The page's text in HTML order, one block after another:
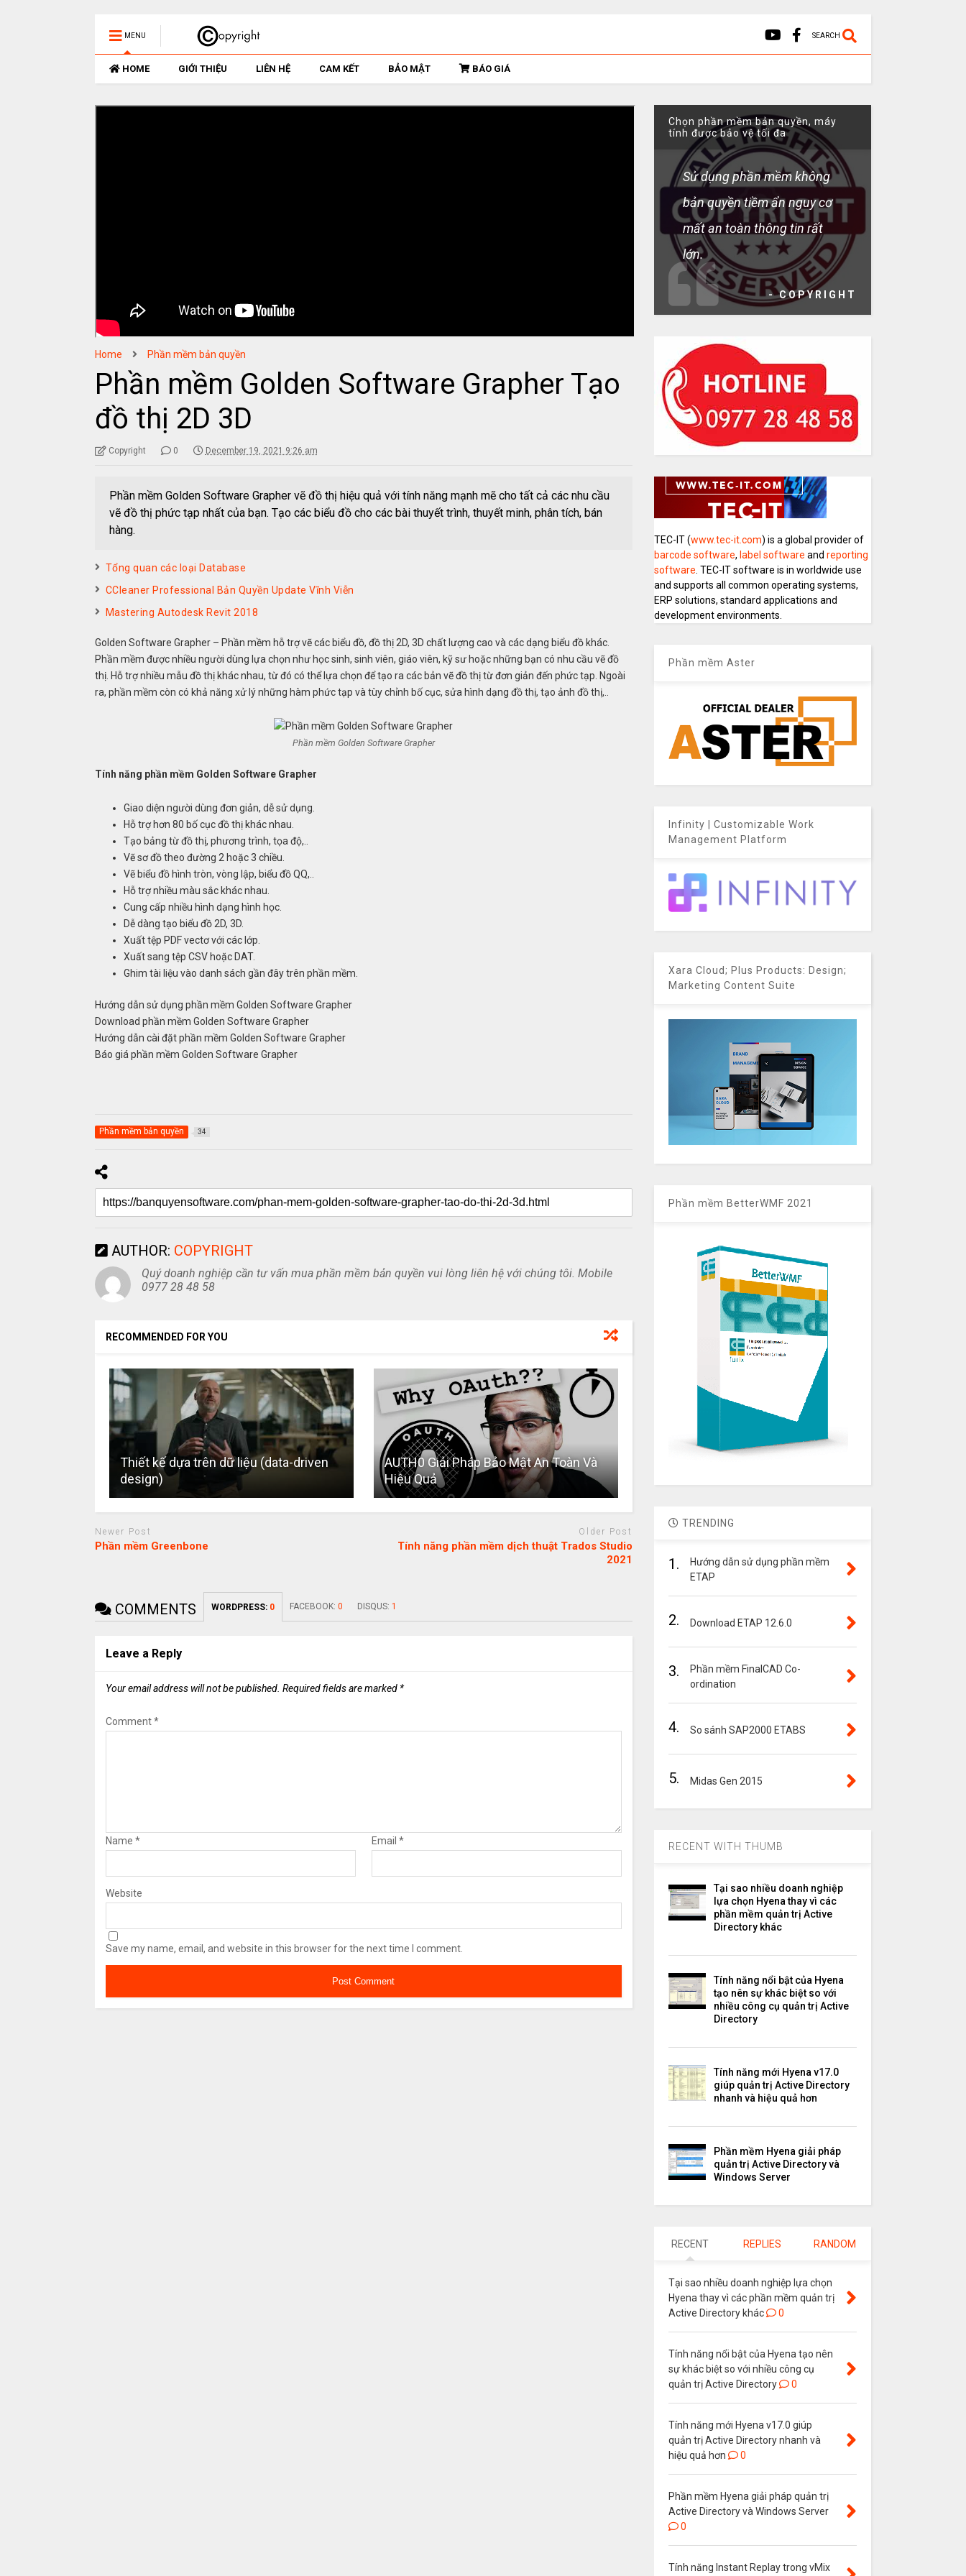
MENU SEARCH
HOME GIỚI THIỆU LIÊN HỆ CAM KẾT BẢO MẬT BÁO GIÁ
Home Phần mềm bản quyền
Phần mềm Golden Software Grapher Tạo
đồ thị 2D 3D
Copyright 0 December 19, 2021 9:26 am
Phần mềm Golden Software Grapher vẽ đồ thị hiệu quả với tính năng mạnh mẽ cho tất cả các nhu cầu
vẽ đồ thị phức tạp nhất của bạn. Tạo các biểu đồ cho các bài thuyết trình, thuyết minh, phân tích, bán
hàng.
Tổng quan các loại Database
CCleaner Professional Bản Quyền Update Vĩnh Viễn
Mastering Autodesk Revit 2018
Golden Software Grapher – Phần mềm hỗ trợ vẽ các biểu đồ, đồ thị 2D, 3D chất lượng cao và các dạng biểu đồ khác.
Phần mềm được nhiều người dùng lựa chọn như học sinh, sinh viên, giáo viên, kỹ sư hoặc những bạn có nhu cầu vẽ đồ
thị. Hỗ trợ nhiều mẫu đồ thị khác nhau, từ đó có thể lựa chọn để tạo ra các bản vẽ đồ thị từ đơn giản đến phức tạp. Ngoài
ra, phần mềm còn có khả năng xử lý những hàm phức tạp và tùy chỉnh bố cục, sửa hình dạng đồ thị, tạo ảnh đồ thị,..
Phần mềm Golden Software Grapher
Tính năng phần mềm Golden Software Grapher
Giao diện người dùng đơn giản, dễ sử dụng.
Hỗ trợ hơn 80 bố cục đồ thị khác nhau.
Tạo bảng từ đồ thị, phương trình, tọa độ,..
Vẽ sơ đồ theo đường 2 hoặc 3 chiều.
Vẽ biểu đồ hình tròn, vòng lập, biểu đồ QQ,..
Hỗ trợ nhiều màu sắc khác nhau.
Cung cấp nhiều hình dạng hình học.
Dễ dàng tạo biểu đồ 2D, 3D.
Xuất tệp PDF vectơ với các lớp.
Xuất sang tệp CSV hoặc DAT.
Ghim tài liệu vào danh sách gần đây trên phần mềm.
Hướng dẫn sử dụng phần mềm Golden Software Grapher
Download phần mềm Golden Software Grapher
Hướng dẫn cài đặt phần mềm Golden Software Grapher
Báo giá phần mềm Golden Software Grapher
Phần mềm bản quyền 34
AUTHOR: COPYRIGHT
Quý doanh nghiệp cần tư vấn mua phần mềm bản quyền vui lòng liên hệ với chúng tôi. Mobile
0977 28 48 58
RECOMMENDED FOR YOU
Thiết kế dựa trên dữ liệu (data-driven
design)
AUTH0 Giải Pháp Bảo Mật An Toàn Và
Hiệu Quả
Newer Post
Phần mềm Greenbone
Older Post
Tính năng phần mềm dịch thuật Trados Studio
2021
COMMENTS WORDPRESS: 0 FACEBOOK: 0 DISQUS: 1
Leave a Reply
Your email address will not be published. Required fields are marked *
Comment*
Name * Email *
Website
Save my name, email, and website in this browser for the next time I comment.
Chọn phần mềm bản quyền, máy
tính được bảo vệ tối đa
Sử dụng phần mềm không
bản quyền tiềm ẩn nguy cơ
mất an toàn thông tin rất
lớn.
- COPYRIGHT
TEC-IT (www.tec-it.com) is a global provider of
barcode software, label software and reporting
software . TEC-IT software is in worldwide use
and supports all common operating systems,
ERP solutions, standard applications and
development environments.
Phần mềm Aster
Infinity | Customizable Work
Management Platform
Xara Cloud; Plus Products: Design;
Marketing Content Suite
Phần mềm BetterWMF 2021
TRENDING
1.
Hướng dẫn sử dụng phần mềm
ETAP
2. Download ETAP 12.6.0
3.
Phần mềm FinalCAD Co-
ordination
4. So sánh SAP2000 ETABS
5. Midas Gen 2015
RECENT WITH THUMB
Tại sao nhiều doanh nghiệp
lựa chọn Hyena thay vì các
phần mềm quản trị Active
Directory khác
Tính năng nổi bật của Hyena
tạo nên sự khác biệt so với
nhiều công cụ quản trị Active
Directory
Tính năng mới Hyena v17.0
giúp quản trị Active Directory
nhanh và hiệu quả hơn
Phần mềm Hyena giải pháp
quản trị Active Directory và
Windows Server
RECENT REPLIES RANDOM
Tại sao nhiều doanh nghiệp lựa chọn
Hyena thay vì các phần mềm quản trị
Active Directory khác
0
Tính năng nổi bật của Hyena tạo nên
sự khác biệt so với nhiều công cụ
quản trị Active Directory
0
Tính năng mới Hyena v17.0 giúp
quản trị Active Directory nhanh và
hiệu quả hơn
0
Phần mềm Hyena giải pháp quản trị
Active Directory và Windows Server
0
Tính năng Instant Replay trong vMix